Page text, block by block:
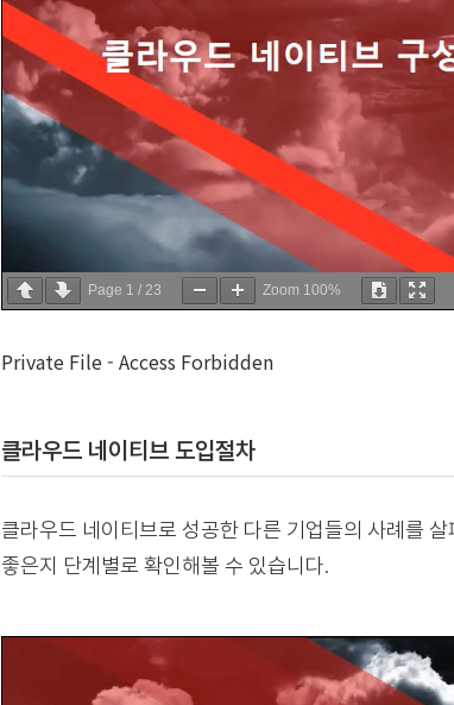
Page 1 / 23 Zoom 100%
Private File - Access Forbidden
클라우드 네이티브 도입절차
클라우드 네이티브로 성공한 다른 기업들의 사례를
좋은지 단계별로 확인해볼 수 있습니다.